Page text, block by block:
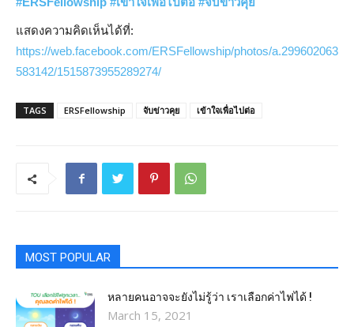
แสดงความคิดเห็นได้ที่:
https://web.facebook.com/ERSFellowship/photos/a.299602063
583142/1515873955289274/
TAGS ERSFellowship จับข่าวคุย เข้าใจเพื่อไปต่อ
MOST POPULAR
หลายคนอาจจะยังไม่รู้ว่า เราเลือกค่าไฟได้ !
March 15, 2021